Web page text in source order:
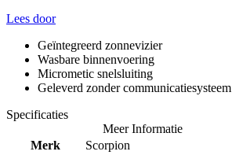
Lees door
Geïntegreerd zonnevizier
Wasbare binnenvoering
Micrometic snelsluiting
Geleverd zonder communicatiesysteem
Specificaties
Meer Informatie
Merk
Scorpion